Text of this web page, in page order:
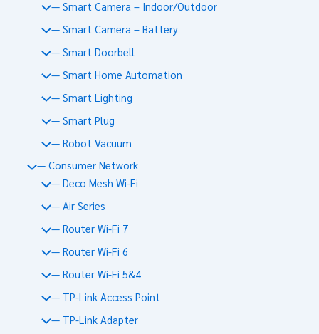
— Smart Camera – Indoor/Outdoor
— Smart Camera – Battery
— Smart Doorbell
— Smart Home Automation
— Smart Lighting
— Smart Plug
— Robot Vacuum
— Consumer Network
— Deco Mesh Wi-Fi
— Air Series
— Router Wi-Fi 7
— Router Wi-Fi 6
— Router Wi-Fi 5&4
— TP-Link Access Point
— TP-Link Adapter